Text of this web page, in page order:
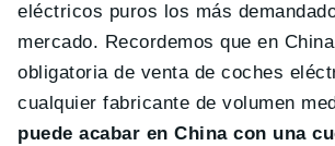
eléctricos puros los más
mercado. Recordemos que en
obligatoria de venta de coches
cualquier fabricante de volumen
puede acabar en China con una